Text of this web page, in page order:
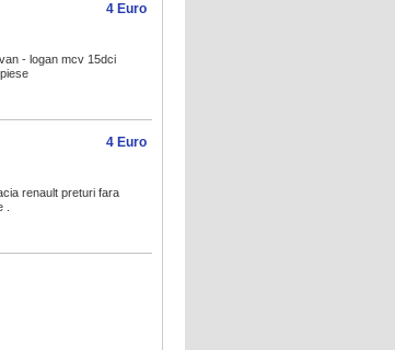
4 Euro
- logan mcv 15dci
4 Euro
renault preturi fara